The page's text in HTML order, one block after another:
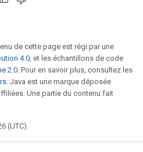
de cette page est régi par une
4.0, et les échantillons de code
2.0. Pour en savoir plus, consultez les
. Java est une marque déposée
Une partie du contenu fait
(UTC).